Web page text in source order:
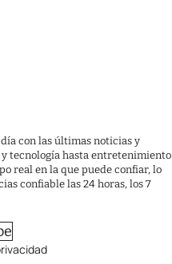
con las últimas noticias y
tecnología hasta entretenimiento
real en la que puede confiar, lo
confiable las 24 horas, los 7